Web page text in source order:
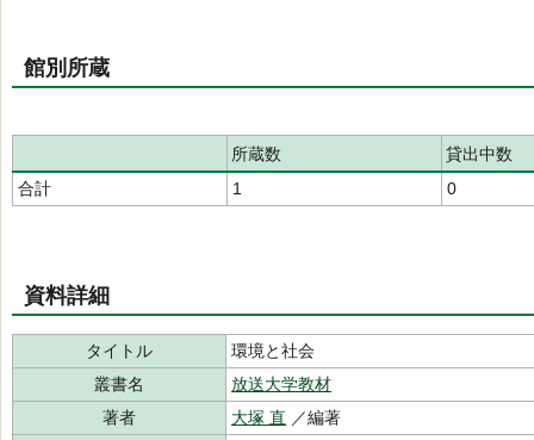
館別所蔵
所蔵数
貸出中数
合計
1 0
資料詳細
タイトル
環境と社会
叢書名
放送大学教材
著者
大塚 直 ／編著